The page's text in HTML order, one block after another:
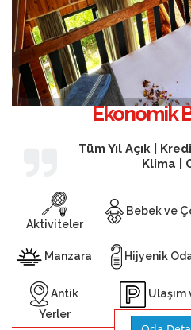
Ekonomik
Tüm Yıl Açık |
Klima |
Aktiviteler
Bebek ve
Manzara Hijyenik
Antik
Yerler
Ulaşım
Otopark